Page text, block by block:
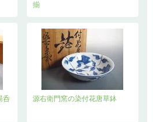
揃
呑
源右衛門窯の染付花唐草鉢